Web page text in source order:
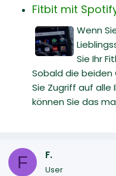
Fitbit mit
Wenn
Sie Ihr
Sobald die
Sie Zugriff auf alle
können Sie das
F F.
User